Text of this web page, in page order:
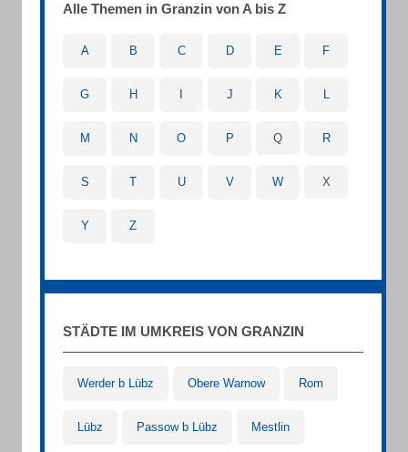
Alle Themen in Granzin von A bis Z
A B C D E F
G H J K L
M N O P Q R
S T U V W X
Y Z
STÄDTE IM UMKREIS VON GRANZIN
Werder b Lübz Obere Warnow Rom
Lübz Passow b Lübz Mestlin